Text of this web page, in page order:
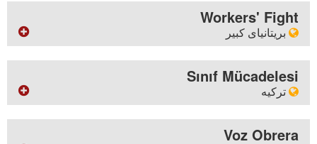
گاه گاهی
Autres textes en français
ترجمه
Translations into English
Documenti in italiano
Documentos en español
Mensual Lucha de Clase (1978-1980)
Ins Deutsche übersetzte Texte
Combat Ouvrier
ماهانه
Le pouvoir aux travailleurs
BP 2074 - Port-au-Prince - Haïti
ایمیل
vdtravailleurs yahoo.fr
ماهانه
La Voix des Travailleurs
Workers' Fight
بریتانیای کبیر
آدرس
BM Workers' Fight - London WC1N 3XX - Grande
Bretagne
ایمیل
contact w-fight.org
Sınıf Mücadelesi
ترکیه
آدرس
BM ICLC - London WC1N 3XX - Britain
Voz Obrera